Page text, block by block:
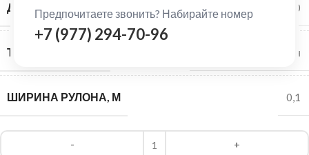
Предпочитаете звонить? Набирайте номер
+7 (977) 294-70-96
ДЛИНА РУЛОНА, М 10
ТИП МАТЕРИАЛА Односторонний скотч
ШИРИНА РУЛОНА, М 0,1